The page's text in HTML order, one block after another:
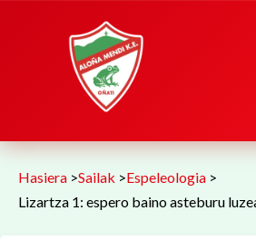
Hasiera >Sailak >Espeleologia >
Lizartza 1: espero baino asteburu